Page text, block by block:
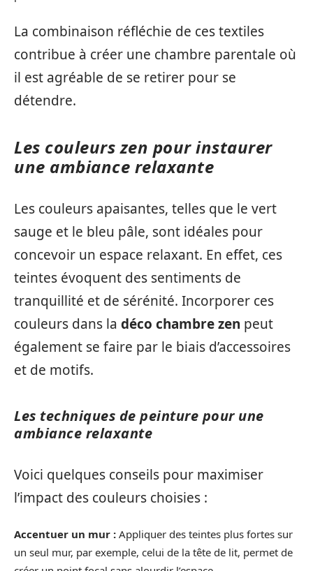
La combinaison réfléchie de ces textiles
contribue à créer une chambre parentale où
il est agréable de se retirer pour se
détendre.
Les couleurs zen pour instaurer
une ambiance relaxante
Les couleurs apaisantes, telles que le vert
sauge et le bleu pâle, sont idéales pour
concevoir un espace relaxant. En effet, ces
teintes évoquent des sentiments de
tranquillité et de sérénité. Incorporer ces
couleurs dans la déco chambre zen peut
également se faire par le biais d’accessoires
et de motifs.
Les techniques de peinture pour une
ambiance relaxante
Voici quelques conseils pour maximiser
l’impact des couleurs choisies :
Accentuer un mur : Appliquer des teintes plus fortes sur
un seul mur, par exemple, celui de la tête de lit, permet de